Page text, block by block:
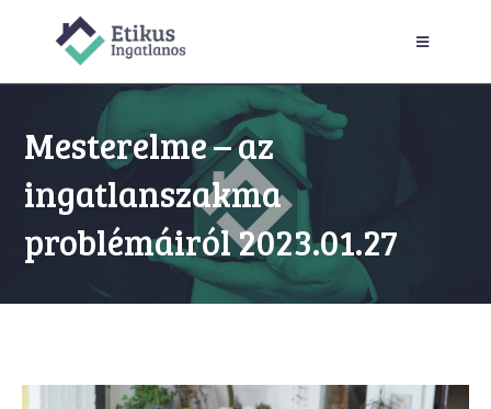
Mesterelme – az
ingatlanszakma
problémáiról 2023.01.27